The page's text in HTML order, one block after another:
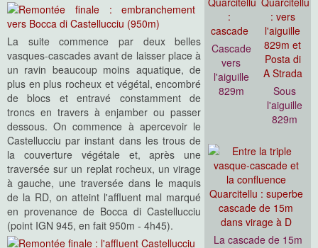
Cascade
vers
l'aiguille
829m
Sous
l'aiguille
829m
La cascade de 15m
La suite commence par deux belles
vasques-cascades avant de laisser place à
un ravin beaucoup moins aquatique, de
plus en plus rocheux et végétal, encombré
de blocs et entravé constamment de
troncs en travers à enjamber ou passer
dessous. On commence à apercevoir le
Castellucciu par instant dans les trous de
la couverture végétale et, après une
traversée sur un replat rocheux, un virage
à gauche, une traversée dans le maquis
de la RD, on atteint l'affluent mal marqué
en provenance de Bocca di Castellucciu
(point IGN 945, en fait 950m - 4h45).